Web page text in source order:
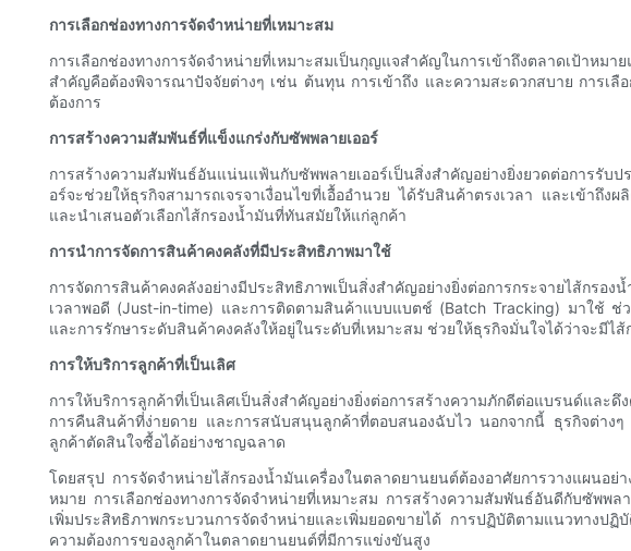
การเลือกช่องทางการจัดจำหน่ายที่เหมาะสม
การเลือกช่องทางการจัดจำหน่ายที่เหมาะสมเป็นกุญแจสำคัญในการเข้าถึงตลาดเป้าหม
สำคัญคือต้องพิจารณาปัจจัยต่างๆ เช่น ต้นทุน การเข้าถึง และความสะดวกสบาย การเลื
ต้องการ
การสร้างความสัมพันธ์ที่แข็งแกร่งกับซัพพลายเออร์
การสร้างความสัมพันธ์อันแน่นแฟ้นกับซัพพลายเออร์เป็นสิ่งสำคัญอย่างยิ่งยวดต่อการรับ
อร์จะช่วยให้ธุรกิจสามารถเจรจาเงื่อนไขที่เอื้ออำนวย ได้รับสินค้าตรงเวลา และเข้า
และนำเสนอตัวเลือกไส้กรองน้ำมันที่ทันสมัยให้แก่ลูกค้า
การนำการจัดการสินค้าคงคลังที่มีประสิทธิภาพมาใช้
การจัดการสินค้าคงคลังอย่างมีประสิทธิภาพเป็นสิ่งสำคัญอย่างยิ่งต่อการกระจายไส้ก
เวลาพอดี (Just-in-time) และการติดตามสินค้าแบบแบตช์ (Batch Tracking) มาใช้ ช่
และการรักษาระดับสินค้าคงคลังให้อยู่ในระดับที่เหมาะสม ช่วยให้ธุรกิจมั่นใจได้ว่าจะมีไ
การให้บริการลูกค้าที่เป็นเลิศ
การให้บริการลูกค้าที่เป็นเลิศเป็นสิ่งสำคัญอย่างยิ่งต่อการสร้างความภักดีต่อแบรนด์แล
การคืนสินค้าที่ง่ายดาย และการสนับสนุนลูกค้าที่ตอบสนองฉับไว นอกจากนี้ ธุรกิจต่าง
ลูกค้าตัดสินใจซื้อได้อย่างชาญฉลาด
โดยสรุป การจัดจำหน่ายไส้กรองน้ำมันเครื่องในตลาดยานยนต์ต้องอาศัยการวางแผนอ
หมาย การเลือกช่องทางการจัดจำหน่ายที่เหมาะสม การสร้างความสัมพันธ์อันดีกับซัพพ
เพิ่มประสิทธิภาพกระบวนการจัดจำหน่ายและเพิ่มยอดขายได้ การปฏิบัติตามแนวทางป
ความต้องการของลูกค้าในตลาดยานยนต์ที่มีการแข่งขันสูง